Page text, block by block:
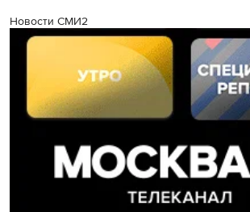
Новости СМИ2